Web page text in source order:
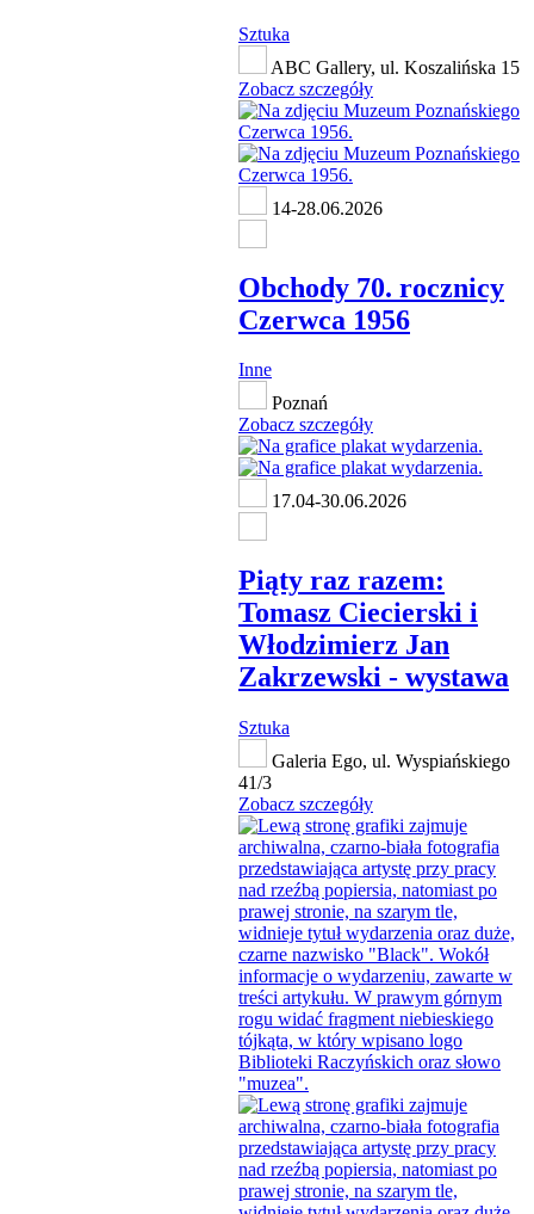
Sztuka
ABC Gallery, ul. Koszalińska 15
Zobacz szczegóły
14-28.06.2026
Obchody 70. rocznicy
Czerwca 1956
Inne
Poznań
Zobacz szczegóły
17.04-30.06.2026
Piąty raz razem:
Tomasz Ciecierski i
Włodzimierz Jan
Zakrzewski - wystawa
Sztuka
Galeria Ego, ul. Wyspiańskiego
41/3
Zobacz szczegóły